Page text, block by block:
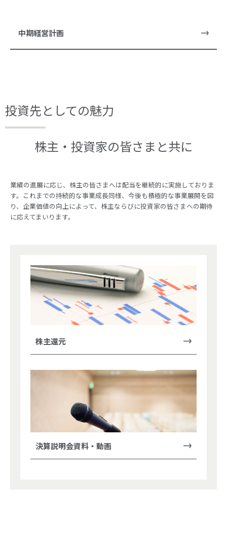
中期経営計画
投資先としての魅力
株主・投資家の皆さまと共に
業績の進展に応じ、株主の皆さまへは配当を継続的に実施しておりま
す。これまでの持続的な事業成長同様、今後も積極的な事業展開を図
り、企業価値の向上によって、株主ならびに投資家の皆さまへの期待
に応えてまいります。
株主還元
決算説明会資料・動画